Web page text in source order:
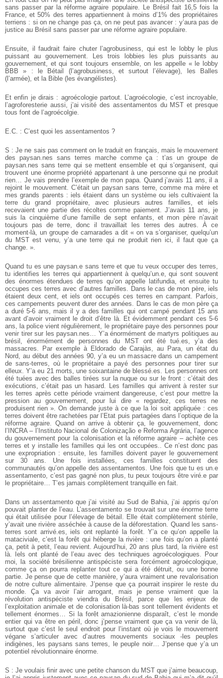
sans passer par la réforme agraire populaire. Le Brésil fait 16,5 fois la
France, et 50% des terres appartiennent à moins d’1% des propriétaires
terriens : si on ne change pas ça, on ne peut pas avancer : y’aura pas de
justice au Brésil sans passer par une réforme agraire populaire.
Ensuite, il faudrait faire chuter l’agrobusiness, qui est le lobby le plus
puissant au gouvernement. Les trois lobbies les plus puissants au
gouvernement, et qui sont toujours ensemble, on les appelle « le lobby
BBB » : le Bétail (l’agrobusiness, et surtout l’élevage), les Balles
(l’armée), et la Bible (les évangélistes).
Et enfin je dirais : agroécologie partout. L’agroécologie, c’est incroyable,
l’agroforesterie aussi, j’ai visité des assentamentos du MST et presque
tous font de l’agroécolgie.
E.C. : C’est quoi les assentamentos ?
S : Je ne sais pas comment on le traduit en français, mais le mouvement
des paysan.nes sans terres marche comme ça : t’as un groupe de
paysan.nes sans terre qui se mettent ensemble et qui s’organisent, qui
trouvent une énorme propriété appartenant à une personne qui ne produit
rien… Je vais prendre l’exemple de mon papa. Quand j’avais 11 ans, il a
rejoint le mouvement. C’était un paysan sans terre, comme ma mère et
mes grands parents : iels étaient dans un système ou iels cultivaient la
terre du grand propriétaire, avec plusieurs autres familles, et iels
recevaient une partie des récoltes comme paiement. J’avais 11 ans, je
suis la cinquième d’une famille de sept enfants, et mon père n’avait
toujours pas de terre, donc il travaillait les terres des autres. À ce
moment-là, un groupe de camarades a dit « on va s’organiser, quelqu’un
du MST est venu, y’a une terre qui ne produit rien ici, il faut que ça
change. ».
Quand tu es une paysan.e sans terre et que tu veux occuper des terres,
tu identifies les terres qui appartiennent à quelqu’un.e, qui sont souvent
des énormes étendues de terres qu’on appelle latifundia, et ensuite tu
occupes ces terres avec d’autres familles. Dans le cas de mon père, iels
étaient deux cent, et iels ont occupés ces terres en campant. Parfois,
ces campements peuvent durer des années. Dans le cas de mon père ça
a duré 5-6 ans, mais il y a des familles qui ont campé pendant 15 ans
avant d’avoir vraiment le droit d’être là. Et évidemment pendant ces 5-6
ans, la police vient régulièrement, le propriétaire paye des personnes pour
venir tirer sur les paysan.nes… Y’a énormément de martyrs politiques au
brésil, énormément de personnes du MST ont été tué.es, y’a des
massacres. Par exemple à Eldorado de Carajàs, au Para, un état du
Nord, au début des années 90, y’a eu un massacre dans un campement
de sans-terres, où le propriétaire a payé des personnes pour tirer sur
elleux. Y’a eu 21 morts, une soixantaine de blessé.es. Les personnes ont
été tuées avec des balles tirées sur la nuque ou sur le front : c’était des
exécutions, c’était pas un hasard. Les familles qui arrivent à rester sur
les terres après cette période vraiment dangereuse, c’est pour mettre la
pression au gouvernement, pour lui dire « regardez, ces terres ne
produisent rien ». On demande juste à ce que la loi soit appliquée : ces
terres doivent être rachetées par l’Etat puis partagées dans l’optique de la
réforme agraire. Quand on arrive à obtenir ça, le gouvernement, donc
l’INCRA – l’Instituto Nacional de Colonização e Reforma Agrária, l’agence
du gouvernement pour la colonisation et la réforme agraire – achète ces
terres et y installe les familles qui les ont occupées.. Ce n’est donc pas
une expropriation : ensuite, les familles doivent payer le gouvernement
sur 30 ans. Une fois installées, ces familles constituent des
communautés qu’on appelle des assentamentos. Une fois que tu es un.e
assentamento, c’est pas gagné non plus, tu peux toujours être viré.e par
le propriétaire… T’es jamais complètement tranquille en fait.
Dans un assentamento que j’ai visité au Sud de Bahia, j’ai appris qu’on
pouvait planter de l’eau. L’assentamento se trouvait sur une énorme terre
qui était utilisée pour l’élevage de bétail. Elle était complètement stérile,
y’avait une rivière asséchée à cause de la déforestation. Quand les sans-
terres sont arrivé.es, iels ont replanté la forêt. Y’a ce qu’on appelle la
mataciviale, c’est la forêt qui héberge la rivière : une fois qu’on a planté
ça, petit à petit, l’eau revient. Aujourd’hui, 20 ans plus tard, la rivière est
là. Iels ont planté de l’eau avec des techniques agroécologiques. Pour
moi, la société brésilienne antispéciste sera forcément agroécologique,
comme ça on pourra replanter tout ce qui a été détruit, ou une bonne
partie. Je pense que de cette manière, y’aura vraiment une revalorisation
de notre culture alimentaire. J’pense que ça pourrait inspirer le reste du
monde. Ça va avoir l’air arrogant, mais je pense vraiment que la
révolution antispéciste viendra du Brésil, parce que les enjeux de
l’exploitation animale et de colonisation là-bas sont tellement évidents et
tellement énormes… Si la forêt amazionienne disparaît, c’est le monde
entier qui va être en péril, donc j’pense vraiment que ça va venir de là,
surtout que c’est le seul endroit pour l’instant où je vois le mouvement
végane s’articuler avec d’autres mouvements sociaux -les peuples
indigènes, les paysans sans terres, le peuple noir… J’pense que y’a un
potentiel révolutionnaire énorme.
S : Je voulais finir avec une petite chanson du MST que j’aime beaucoup,